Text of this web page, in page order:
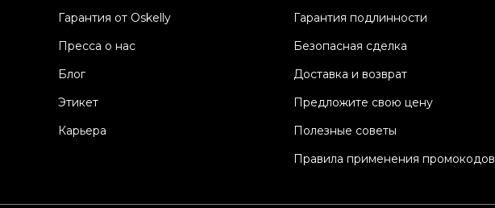
Гарантия от Oskelly
Пресса о нас
Блог
Этикет
Карьера
Гарантия подлинности
Безопасная сделка
Доставка и возврат
Предложите свою цену
Полезные советы
Правила применения промокодов